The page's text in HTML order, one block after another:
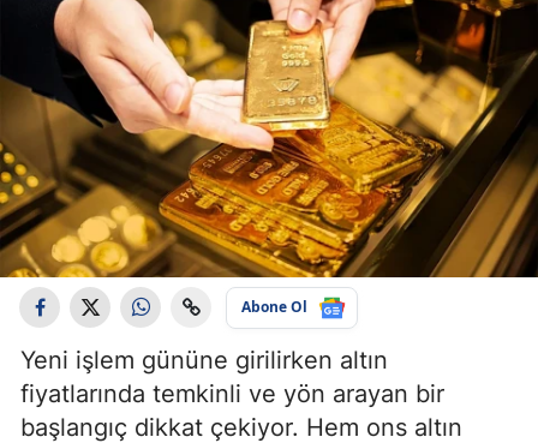
Abone Ol
Yeni işlem gününe girilirken altın
fiyatlarında temkinli ve yön arayan bir
başlangıç dikkat çekiyor. Hem ons altın